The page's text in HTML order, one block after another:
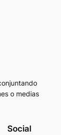
o medias
Social